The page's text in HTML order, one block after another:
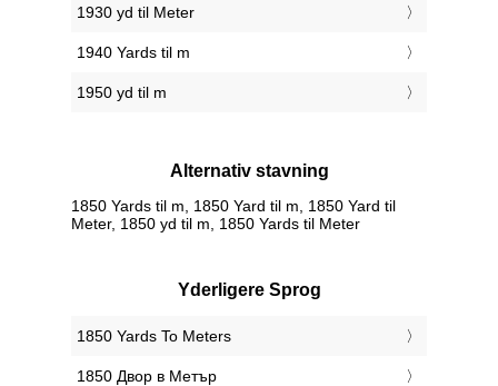
1930 yd til Meter
1940 Yards til m
1950 yd til m
Alternativ stavning
1850 Yards til m, 1850 Yard til m, 1850 Yard til
Meter, 1850 yd til m, 1850 Yards til Meter
Yderligere Sprog
‎1850 Yards To Meters
‎1850 Двор в Метър